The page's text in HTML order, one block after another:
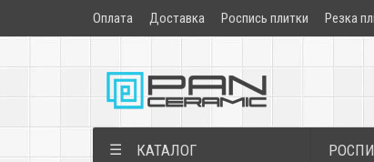
Оплата Доставка Роспись плитки Резка
☰ КАТАЛОГ